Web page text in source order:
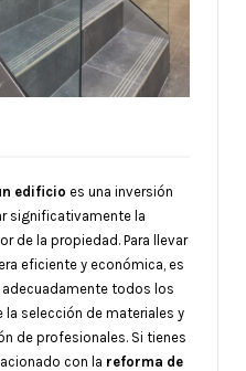
edificio es una inversión
significativamente la
de la propiedad. Para llevar
eficiente y económica, es
todos los
selección de materiales y
de profesionales. Si tienes
con la reforma de